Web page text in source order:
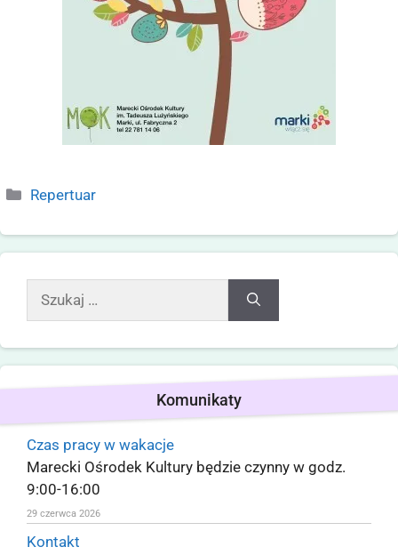
Repertuar
Komunikaty
Czas pracy w wakacje
Marecki Ośrodek Kultury będzie czynny w godz.
9:00-16:00
29 czerwca 2026
Kontakt